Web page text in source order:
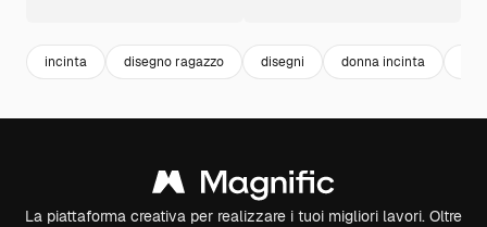
incinta disegno ragazzo disegni donna incinta
La piattaforma creativa per realizzare i tuoi migliori lavori. Oltre